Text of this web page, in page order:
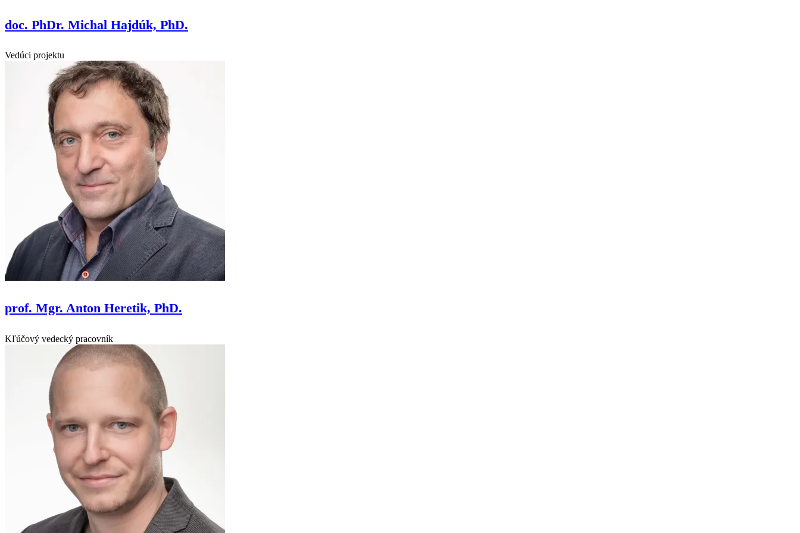
doc. PhDr. Michal Hajdúk, PhD.
Vedúci projektu
prof. Mgr. Anton Heretik, PhD.
Kľúčový vedecký pracovník